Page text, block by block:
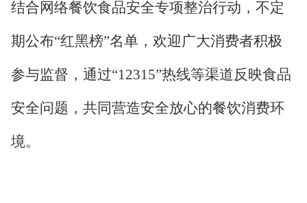
结合网络餐饮食品安全专项整治行动，不定
期公布“红黑榜”名单，欢迎广大消费者积极
参与监督，通过“12315”热线等渠道反映食品
安全问题，共同营造安全放心的餐饮消费环
境。